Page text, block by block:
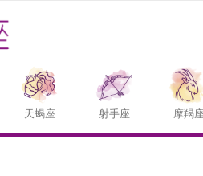
天蝎座 射手座 摩羯